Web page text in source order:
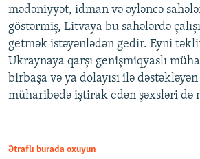
mədəniyyət, idman və əyləncə
göstərmiş, Litvaya bu sahələrdə
getmək istəyənlədən gedir. Eyni
Ukraynaya qarşı genişmiqyaslı
birbaşa və ya dolayısı ilə
müharibədə iştirak edən şəxsləri də
Ətraflı burada oxuyun